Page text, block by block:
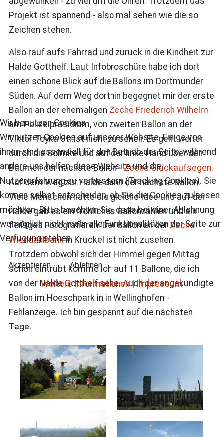
Projekt ist spannend - also mal sehen wie die so
Zeichen stehen.
Also rauf aufs Fahrrad und zurück in die Kindheit zur
Halde Gotthelf. Laut Infobroschüre habe ich dort
einen schöne Blick auf die Ballons im Dortmunder
Süden. Auf dem Weg dorthin begegnet mir der erste
Ballon an der ehemaligen Zeche Friederich Wilhelm
am Polizeipräsidium, von zweiten Ballon an der
Viktor Toyka Str.ist nicht zu sehen. Es geht weiter
durch die Bolmke und auf der linke Hand über den
Bäumen der nächste Ballon -Zeche Glückaufsegen.
Auf dem Weg zur Halde dann der nächste Ballon.
Viele Menschen hatte die gleiche Idee und auf der
Halde gab es ein fröhliches Ballonzählen und ein
fleißiges Fotografieren. Der Ballon an der Zeche
Wiendahlbankin Kruckel ist nicht zusehen.
Trotzdem obwohl sich der Himmel gegen Mittag
schon eintrübt komme ich auf 11 Ballone, die ich
von der Halde Gotthelf sehe. Auch der angekündigte
Ballon im Hoeschpark in in Wellinghofen -
Fehlanzeige. Ich bin gespannt auf die nächsten
Tage.
Wir benutzen Cookies
Wir nutzen Cookies auf unserer Website. Einige von
ihnen sind essenziell für den Betrieb der Seite, während
andere uns helfen, diese Website und die
Nutzererfahrung zu verbessern (Tracking Cookies). Sie
können selbst entscheiden, ob Sie die Cookies zulassen
möchten. Bitte beachten Sie, dass bei einer Ablehnung
womöglich nicht mehr alle Funktionalitäten der Seite zur
Verfügung stehen.
Akzeptieren Ablehnen
Weitere Informationen|Impressum